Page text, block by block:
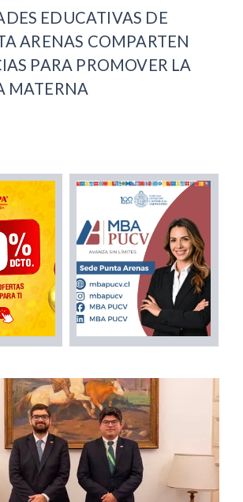
EDUCATIVAS DE
ARENAS COMPARTEN
PARA PROMOVER LA
MATERNA